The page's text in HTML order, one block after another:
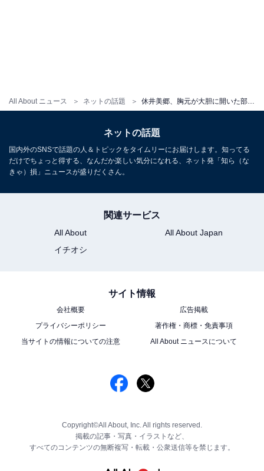
All About ニュース ネットの話題
ネットの話題
国内外のSNSで話題の人＆トピックをタイムリーにお届けします。知ってる
だけでちょっと得する、なんだか楽しい気分になれる、ネット発「知ら（な
きゃ）損」ニュースが盛りだくさん。
関連サービス
All About
All About Japan
イチオシ
サイト情報
会社概要
広告掲載
プライバシーポリシー
著作権・商標・免責事項
当サイトの情報についての注意
All About ニュースについて
Copyright©All About, Inc. All rights reserved.
掲載の記事・写真・イラストなど、
すべてのコンテンツの無断複写・転載・公衆送信等を禁じます。